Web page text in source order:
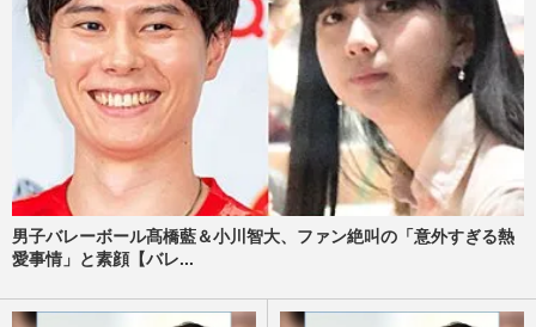
男子バレーボール髙橋藍＆小川智大、ファン絶叫の「意外すぎる熱
愛事情」と素顔【バレ...